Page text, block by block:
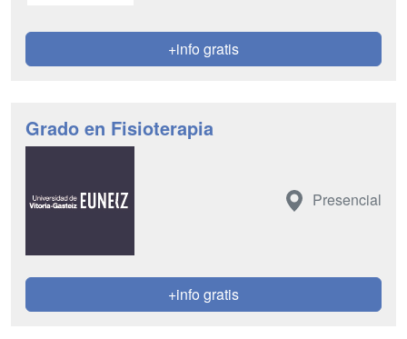
+info gratis
Grado en Fisioterapia
Presencial
+info gratis